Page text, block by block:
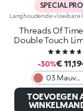
SPECIAL
Langhoudende vloeibare
Threads Of
Double Touch
-30%€ 11,19
03 Mauve
Statement
TOEVOEGEN